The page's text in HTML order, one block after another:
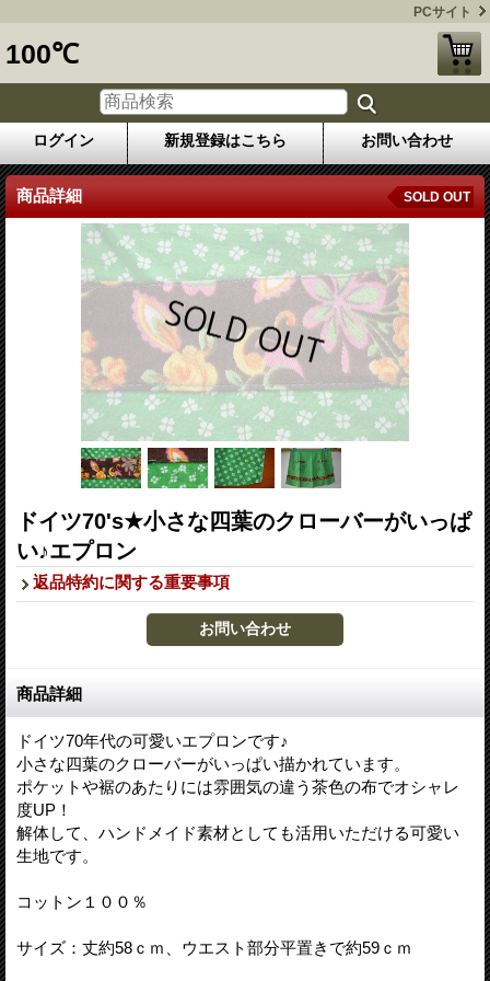
PCサイト
100℃
ログイン 新規登録はこちら お問い合わせ
商品詳細 SOLD OUT
ドイツ70's★小さな四葉のクローバーがいっぱ
い♪エプロン
返品特約に関する重要事項
商品詳細
ドイツ70年代の可愛いエプロンです♪
小さな四葉のクローバーがいっぱい描かれています。
ポケットや裾のあたりには雰囲気の違う茶色の布でオシャレ
度UP！
解体して、ハンドメイド素材としても活用いただける可愛い
生地です。
コットン１００％
サイズ：丈約58ｃｍ、ウエスト部分平置きで約59ｃｍ